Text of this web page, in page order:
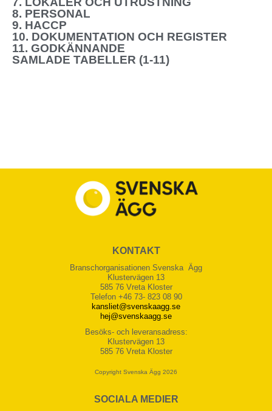
8. PERSONAL
9. HACCP
10. DOKUMENTATION OCH REGISTER
11. GODKÄNNANDE
SAMLADE TABELLER (1-11)
KONTAKT
Branschorganisationen Svenska Ägg
Klustervägen 13
585 76 Vreta Kloster
Telefon +46 73- 823 08 90
kansliet@svenskaagg.se
hej@svenskaagg.se
Besöks- och leveransadress:
Klustervägen 13
585 76 Vreta Kloster
Copyright Svenska Ägg 2026
SOCIALA MEDIER